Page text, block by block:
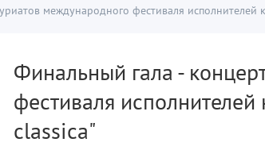
международного фестиваля исполнителей
Финальный гала -
фестиваля
classica"